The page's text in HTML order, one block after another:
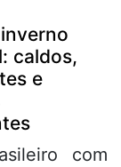
caldos,
e
com